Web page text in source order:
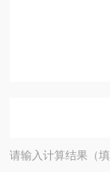
请输入计算结果（